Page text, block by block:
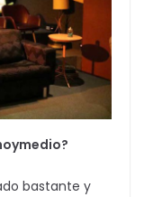
bastante y